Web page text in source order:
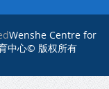
Wenshe Centre for
中心© 版权所有